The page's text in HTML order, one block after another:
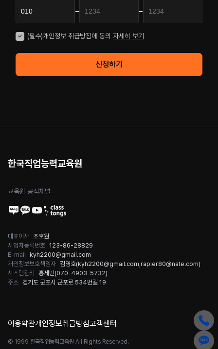
- -
(필수)개인정보 취급방침에 동의 자세히 보기
신청하기
한국직업능력교육원
교육원 공식채널
대표이사 조호원
사업자등록번호 123-86-28829
E-mail kyh2200@gmail.com
개인정보보호책임자 김영호(kyh2200@gmail.com rapier80@nate.com)
시스템관리
홍세민(070-4903-5732)
주소 경기도 군포시 군포로 534번길 19
이용약관개인정보취급방침고객센터
© 1999 한국직업능력교육원 All Rights Reserved.